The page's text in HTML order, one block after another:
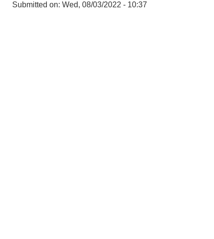
Submitted on: Wed, 08/03/2022 - 10:37